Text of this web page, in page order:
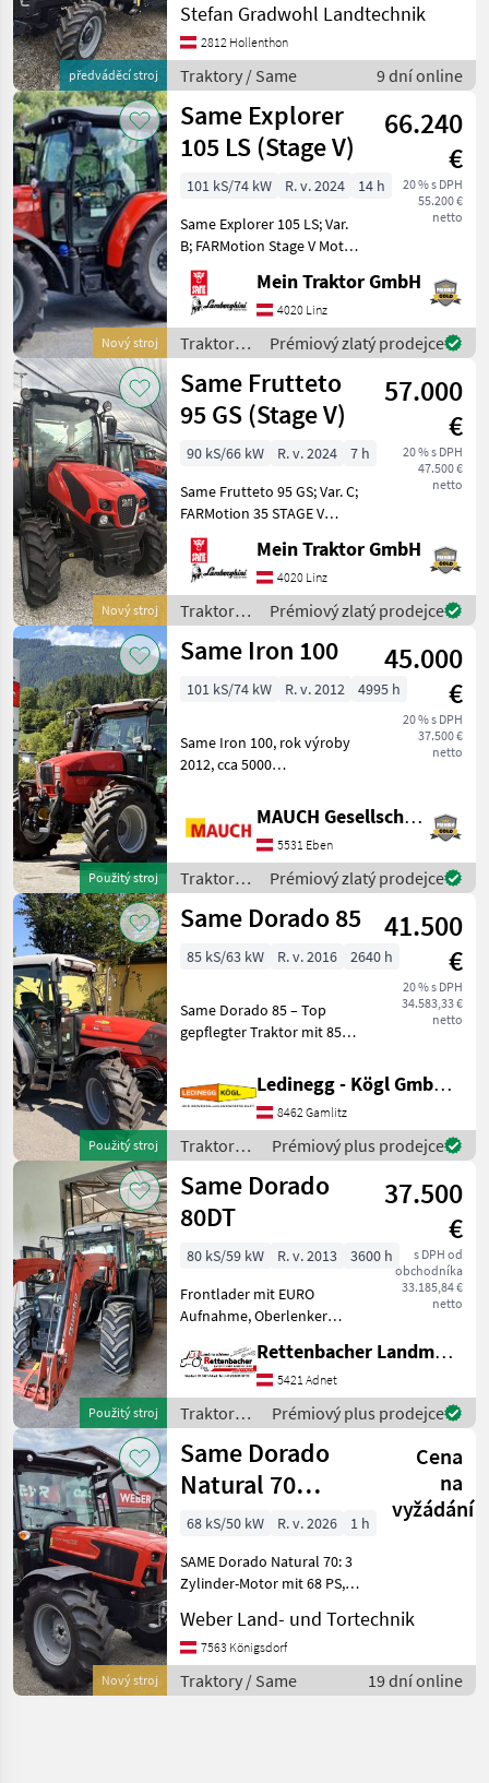
předváděcí stroj
Zapfwelle am linken
Heckkotflügel OVERSPEED-
Getriebe, ausgelegt für 50
km/h, begrenzt auf 40
km/h. H
Stefan Gradwohl Landtechnik
2812 Hollenthon
Traktory / Same 9 dní online
Nový stroj
Same Explorer
105 LS (Stage V)
66.240
€
20 % s DPH
55.200 €
netto
101 kS/74 kW R. v. 2024
14 h
Same Explorer 105 LS; Var.
B; FARMotion Stage V Motor.
Common Rail System. 4
Zylinder. Hubraum 3849
cm³. T Nenndrehzahl 2200
U/Min. Homologierte
Leistung (ECE R 120)
Mein Traktor GmbH
4020 Linz
Traktory /
Same
Prémiový zlatý prodejce
Nový stroj
Same Frutteto
95 GS (Stage V)
57.000
€
20 % s DPH
47.500 €
netto
90 kS/66 kW R. v. 2024
7 h
Same Frutteto 95 GS; Var. C;
FARMotion 35 STAGE V
Motor. Common Rail
System. 4 Zylinder.
Hubraum: 3849 cm³.
Nenndrehzahl: 2200 U/min.
Homologierte Leistung (ECE
R 12
Mein Traktor GmbH
4020 Linz
Traktory /
Same
Prémiový zlatý prodejce
Použitý stroj
Same Iron 100
45.000
€
20 % s DPH
37.500 €
netto
101 kS/74 kW R. v. 2012 4995 h
Same Iron 100, rok výroby
2012, cca 5000
prednou hydraulikou +
predným vývodovým
brzdami, 3 riadiacimi
jednotkami, pn
MAUCH Gesellschaft m.b.H. & Co.KG, Eben
5531 Eben
Traktory /
Same
Prémiový zlatý prodejce
Použitý stroj
Same Dorado 85
41.500
€
20 % s DPH
34.583,33 €
netto
85 kS/63 kW R. v. 2016 2640 h
Same Dorado 85 – Top
gepflegter Traktor mit 85
Wendegetriebe und ideal
für Grünland Beschreibung:
Der Same Dorado 85 aus
dem Baujahr 2016 is
Ledinegg - Kögl GmbH - Obst- und Weinbautechnik
8462 Gamlitz
Traktory /
Same
Prémiový plus prodejce
Použitý stroj
Same Dorado
80DT
37.500
€
s DPH od
obchodníka
33.185,84 €
netto
80 kS/59 kW R. v. 2013
3600 h
Frontlader mit EURO
Aufnahme, Oberlenker
3 Steuergeräte DW, Luftsitz,
Heckscheibenwischer,
Pohon: Pohon všetkých
kolies, , Stanovište
rušňovod
Rettenbacher Landmaschinen
5421 Adnet
Traktory /
Same
Prémiový plus prodejce
Nový stroj
Same Dorado
Natural 70
(Stage V)
Cena
na
vyžádání
68 kS/50 kW R. v. 2026
1 h
SAME Dorado Natural 70: 3
Zylinder-Motor mit 68 PS,
Wendegetriebe - 40 km/h,
Zapfwelle: 540/750, 2 dw
Steuergeräte,
Plattformkabine, Weitw
Weber Land- und Tortechnik
7563 Königsdorf
Traktory / Same 19 dní online